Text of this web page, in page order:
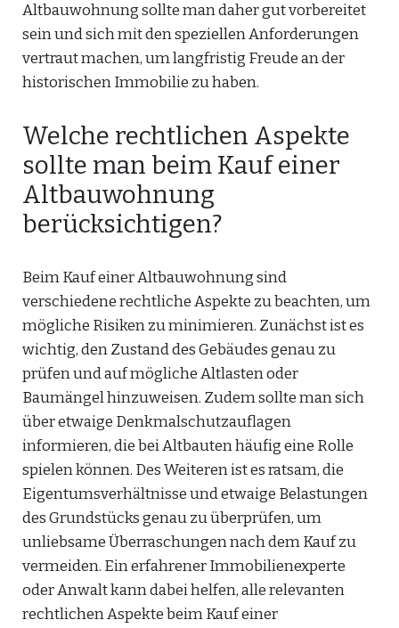
Altbauwohnung sollte man daher gut vorbereitet
sein und sich mit den speziellen Anforderungen
vertraut machen, um langfristig Freude an der
historischen Immobilie zu haben.
Welche rechtlichen Aspekte
sollte man beim Kauf einer
Altbauwohnung
berücksichtigen?
Beim Kauf einer Altbauwohnung sind
verschiedene rechtliche Aspekte zu beachten, um
mögliche Risiken zu minimieren. Zunächst ist es
wichtig, den Zustand des Gebäudes genau zu
prüfen und auf mögliche Altlasten oder
Baumängel hinzuweisen. Zudem sollte man sich
über etwaige Denkmalschutzauflagen
informieren, die bei Altbauten häufig eine Rolle
spielen können. Des Weiteren ist es ratsam, die
Eigentumsverhältnisse und etwaige Belastungen
des Grundstücks genau zu überprüfen, um
unliebsame Überraschungen nach dem Kauf zu
vermeiden. Ein erfahrener Immobilienexperte
oder Anwalt kann dabei helfen, alle relevanten
rechtlichen Aspekte beim Kauf einer